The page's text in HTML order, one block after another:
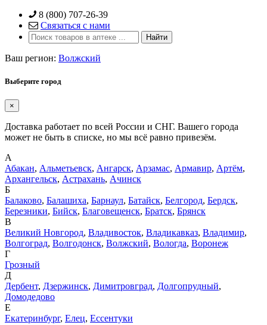
Skip
content
8 (800) 707-26-39
Связаться с нами
Ваш регион: Волжский
Выберите город
×
Доставка работает по всей России и СНГ. Вашего города
может не быть в списке, но мы всё равно привезём.
А
Абакан, Альметьевск, Ангарск, Арзамас, Армавир, Артём,
Архангельск, Астрахань, Ачинск
Б
Балаково, Балашиха, Барнаул, Батайск, Белгород, Бердск,
Березники, Бийск, Благовещенск, Братск, Брянск
В
Великий Новгород, Владивосток, Владикавказ, Владимир,
Волгоград, Волгодонск, Волжский, Вологда, Воронеж
Г
Грозный
Д
Дербент, Дзержинск, Димитровград, Долгопрудный,
Домодедово
Е
Екатеринбург, Елец, Ессентуки